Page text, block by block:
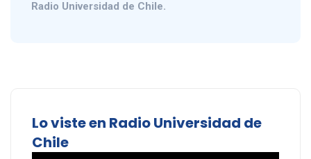
Radio Universidad de Chile.
Lo viste en Radio Universidad de
Chile